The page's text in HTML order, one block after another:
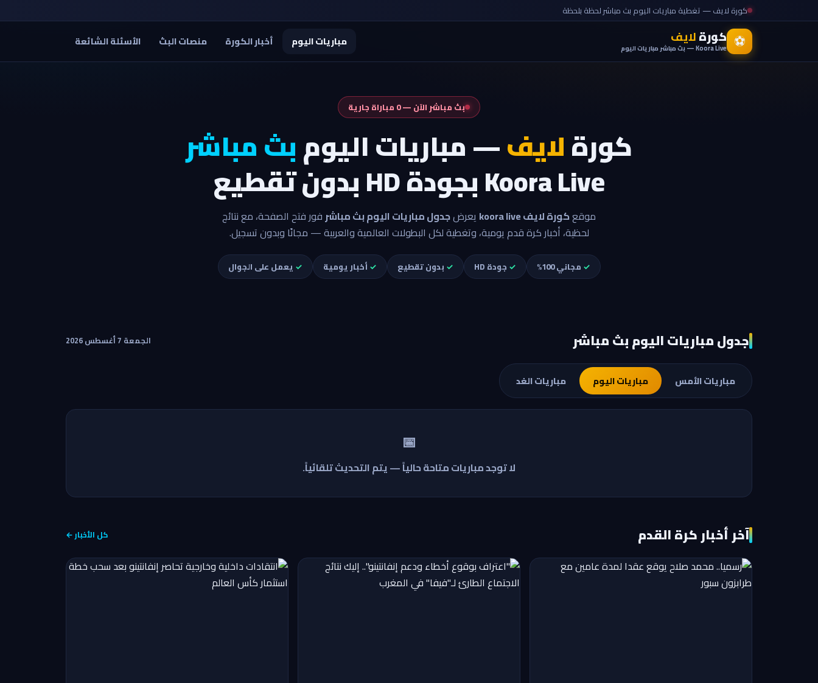
كورة لايف — تغطية مباريات اليوم بث مباشر لحظة بلحظة
⚽ كورةلايف
Koora Live — بث مباشر مباريات اليوم مباريات اليوم أخبار الكورة منصات البث الأسئلة الشائعة
بث مباشر الآن — 0 مباراة جارية
كورةلايف— مباريات اليومبث مباشر
Koora Live بجودة HD بدون تقطيع
موقعكورة لايف koora live يعرضجدول مباريات اليوم بث مباشرفور فتح الصفحة، مع نتائج
لحظية، أخبار كرة قدم يومية، وتغطية لكل البطولات العالمية والعربية — مجانًا وبدون تسجيل.
✓ مجاني 100% ✓ جودة HD ✓ بدون تقطيع ✓ أخبار يومية ✓ يعمل على الجوال
جدول مباريات اليوم بث مباشر الجمعة 7 أغسطس 2026
مباريات الأمس مباريات اليوم مباريات الغد
📅
لا توجد مباريات متاحة حالياً — يتم التحديث تلقائياً.
آخر أخبار كرة القدم كل الأخبار ←